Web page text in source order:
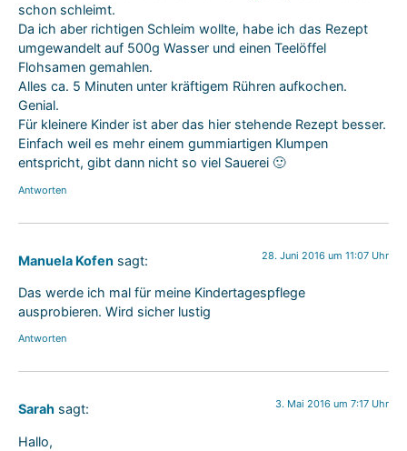
schon schleimt.
Da ich aber richtigen Schleim wollte, habe ich das Rezept
umgewandelt auf 500g Wasser und einen Teelöffel
Flohsamen gemahlen.
Alles ca. 5 Minuten unter kräftigem Rühren aufkochen.
Genial.
Für kleinere Kinder ist aber das hier stehende Rezept besser.
Einfach weil es mehr einem gummiartigen Klumpen
entspricht, gibt dann nicht so viel Sauerei 🙂
Antworten
Manuela Kofen sagt: 28. Juni 2016 um 11:07 Uhr
Das werde ich mal für meine Kindertagespflege
ausprobieren. Wird sicher lustig
Antworten
Sarah sagt: 3. Mai 2016 um 7:17 Uhr
Hallo,